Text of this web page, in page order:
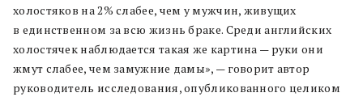
холостяков на 2% слабее, чем у мужчин, живущих
в единственном за всю жизнь браке. Среди английских
холостячек наблюдается такая же картина — руки они
жмут слабее, чем замужние дамы», — говорит автор
руководитель исследования, опубликованного целиком